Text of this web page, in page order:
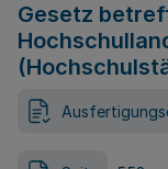
Gesetz